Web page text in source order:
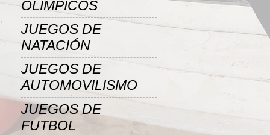
OLIMPICOS
JUEGOS DE
NATACIÓN
JUEGOS DE
AUTOMOVILISMO
JUEGOS DE
FUTBOL